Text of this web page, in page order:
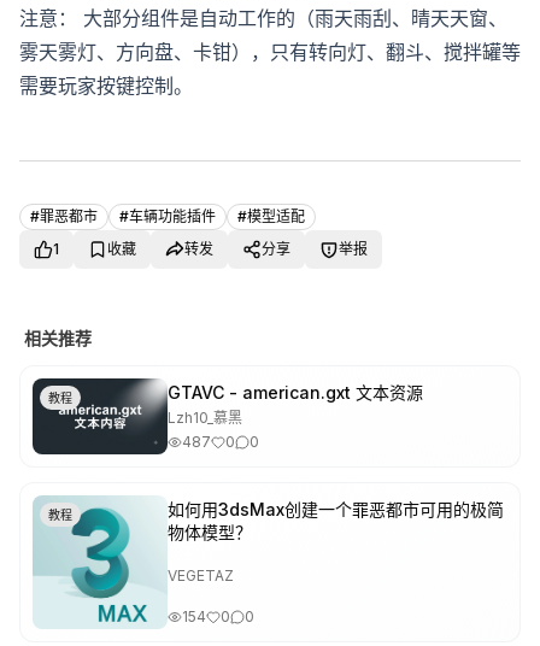
注意： 大部分组件是自动工作的（雨天雨刮、晴天天窗、
雾天雾灯、方向盘、卡钳），只有转向灯、翻斗、搅拌罐等
需要玩家按键控制。
#罪恶都市 #车辆功能插件 #模型适配
1
收藏 转发 分享 举报
相关推荐
教程 GTAVC - american.gxt 文本资源
Lzh10_慕黑
487
0 0
教程
如何用3dsMax创建一个罪恶都市可用的极简
物体模型？
VEGETAZ
154 0 0